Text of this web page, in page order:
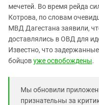
мечетей. Во время рейда
Котрова, по словам
МВД Дагестана заявили,
доставлялись в ОВД для
Известно, что
бойцовуже освобождены.
Мы обновили
признательны за